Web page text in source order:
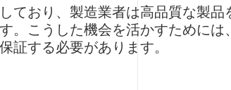
ており、製造業者は高品質な製
。こうした機会を活かすために
証する必要があります。